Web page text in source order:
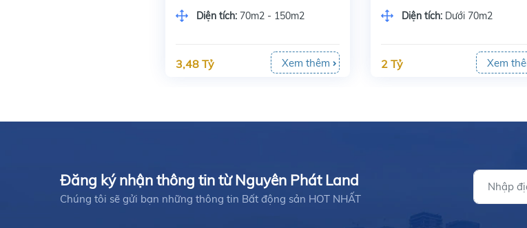
Diện tích: 70m2 - 150m2
3,48 Tỷ Xem thêm
Diện tích: Dưới 70m2
2 Tỷ Xem
Đăng ký nhận thông tin từ Nguyên Phát Land
Chúng tôi sẽ gửi bạn những thông tin Bất động sản HOT NHẤT